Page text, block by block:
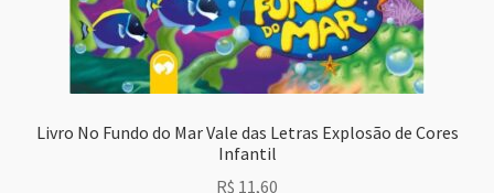
Livro No Fundo do Mar Vale das Letras Explosão de Cores
Infantil
R$ 11,60